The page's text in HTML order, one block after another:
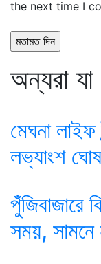
the next time I
অন্যরা
মেঘনা লাইফ
লভ্যাংশ
পুঁজিবাজারে
সময়,